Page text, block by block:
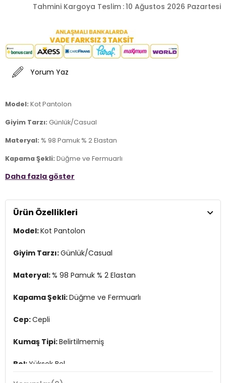
Tahmini Kargoya Teslim :10 Ağustos 2026 Pazartesi
Yorum Yaz
Model: Kot Pantolon
Giyim Tarzı: Günlük/Casual
Materyal: % 98 Pamuk % 2 Elastan
Kapama Şekli: Düğme ve Fermuarlı
Cep:Cepli
Bel:Yüksek Bel
Boy:Standart
Paça Tipi:Boru Paça
Basen : 101 cm / Beden : 31-32
3DE14400C04TEXAS.42
Daha fazla göster
Ürün Özellikleri
Model:Kot Pantolon
Giyim Tarzı:Günlük/Casual
Materyal:% 98 Pamuk % 2 Elastan
Kapama Şekli:Düğme ve Fermuarlı
Cep:Cepli
Kumaş Tipi:Belirtilmemiş
Bel:Yüksek Bel